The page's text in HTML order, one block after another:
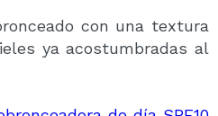
con una textura
ya acostumbradas al